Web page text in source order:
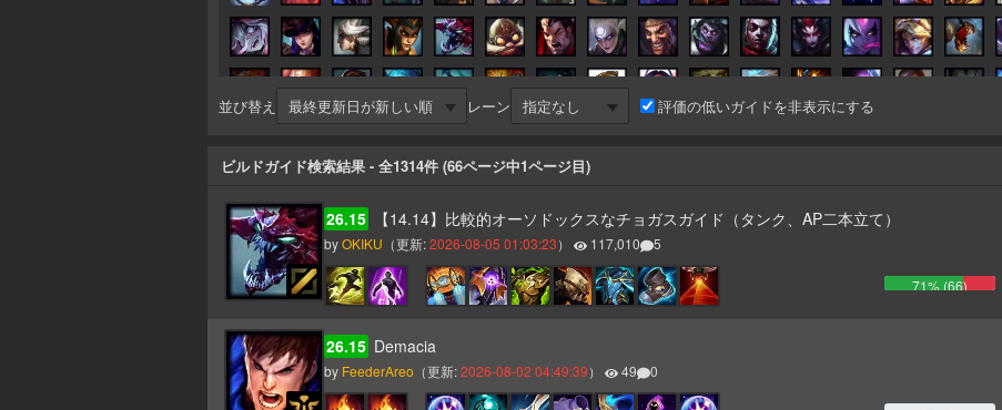
並び替え レーン 評価の低いガイドを非表示にする
ビルドガイド検索結果 - 全1314件 (66ページ中1ページ目)
26.15 【14.14】比較的オーソドックスなチョガスガイド（タンク、AP二本立て）
byOKIKU （更新:2026-08-05 01:03:23） 117,010 5
71% (66)
26.15 Demacia
by FeederAreo （更新:2026-08-02 04:49:39） 49 0